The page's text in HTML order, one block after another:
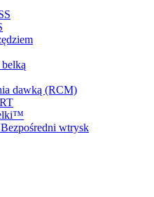
dawką (RCM)
wtrysk